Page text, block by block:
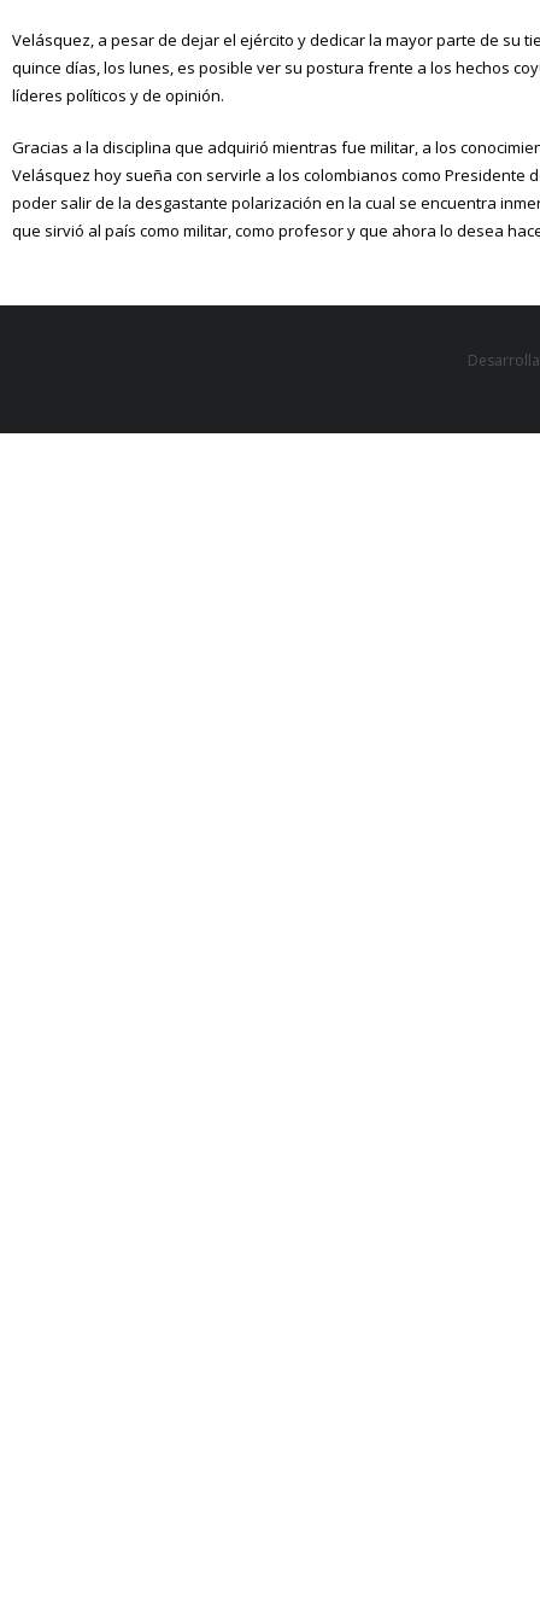
Velásquez, a pesar de dejar el ejército y dedicar la mayor parte de su
quince días, los lunes, es posible ver su postura frente a los hechos
líderes políticos y de opinión.
Gracias a la disciplina que adquirió mientras fue militar, a los
Velásquez hoy sueña con servirle a los colombianos como Presidente
poder salir de la desgastante polarización en la cual se encuentra
que sirvió al país como militar, como profesor y que ahora lo desea